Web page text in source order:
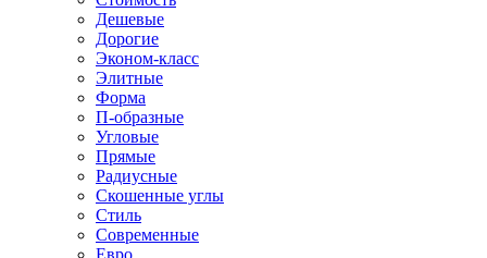
Дешевые
Дорогие
Эконом-класс
Элитные
Форма
П-образные
Угловые
Прямые
Радиусные
Скошенные углы
Стиль
Современные
Евро